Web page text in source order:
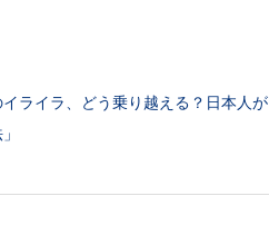
ライラ、どう乗り越える？日本人が